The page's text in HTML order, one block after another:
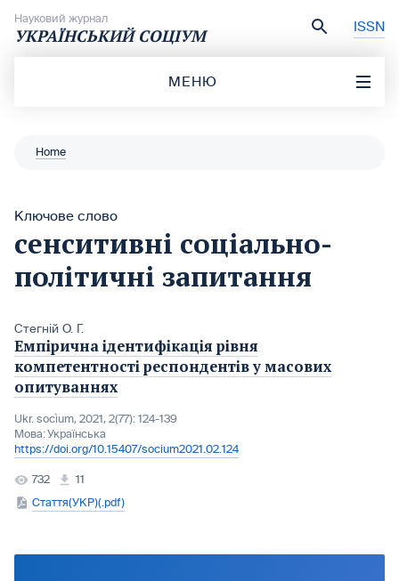
Науковий журнал
УКРАЇНСЬКИЙ СОЦІУМ ISSN
МЕНЮ
Home
Ключове слово
сенситивні соціально-
політичні запитання
Стегній О. Г.
Емпірична ідентифікація рівня
компетентності респондентів у масових
опитуваннях
Ukr. socìum, 2021, 2(77): 124-139
Мова:Українська
https://doi.org/10.15407/socium2021.02.124
732
11
Стаття(УКР)(.pdf)